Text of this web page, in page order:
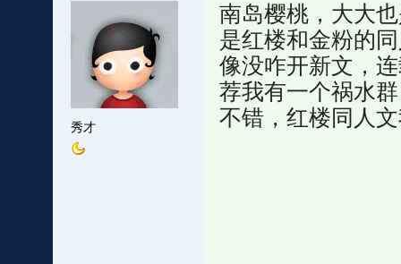
秀才
南岛樱桃，大大
是红楼和金粉的
像没咋开新文，
荐我有一个祸水
不错，红楼同人